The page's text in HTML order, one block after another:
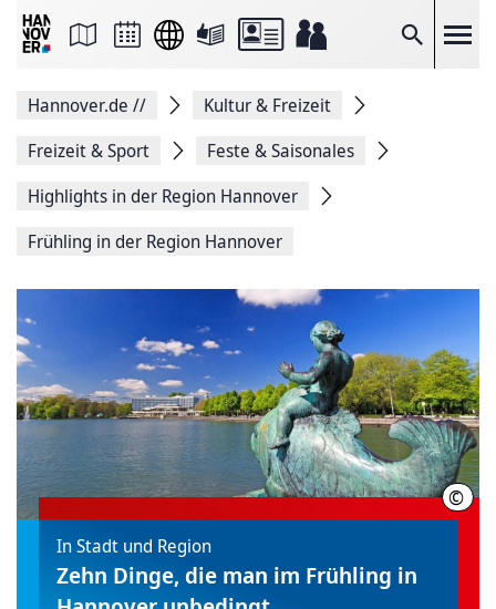
Suche
Seite
Facebook
teilen
Seitenlink
Seite
Hannover.de //
Kultur & Freizeit
Freizeit & Sport
Feste & Saisonales
Highlights in der Region Hannover
Frühling in der Region Hannover
©
In Stadt und Region
Zehn Dinge, die man im Frühling in